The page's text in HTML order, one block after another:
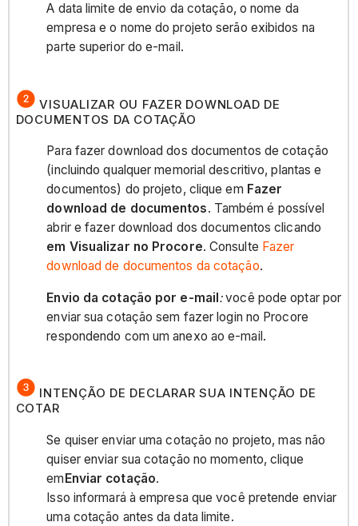
A data limite de envio da cotação, o nome da
empresa e o nome do projeto serão exibidos na
parte superior do e-mail.
VISUALIZAR OU FAZER DOWNLOAD DE
DOCUMENTOS DA COTAÇÃO
Para fazer download dos documentos de cotação
(incluindo qualquer memorial descritivo, plantas e
documentos) do projeto, clique em Fazer
download de documentos. Também é possível
abrir e fazer download dos documentos clicando
em Visualizar no Procore. Consulte Fazer
download de documentos da cotação.
Envio da cotação por e-mail:você pode optar por
enviar sua cotação sem fazer login no Procore
respondendo com um anexo ao e-mail.
INTENÇÃO DE DECLARAR SUA INTENÇÃO DE
COTAR
Se quiser enviar uma cotação no projeto, mas não
quiser enviar sua cotação no momento, clique
emEnviar cotação.
Isso informará à empresa que você pretende enviar
uma cotação antes da data limite.